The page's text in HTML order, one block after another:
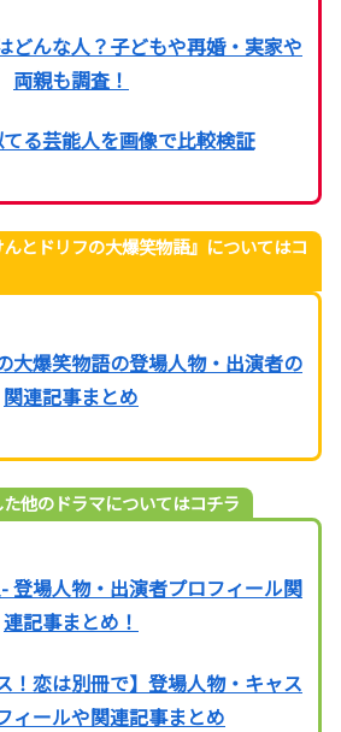
どんな人？子どもや再婚・実家や
両親も調査！
る芸能人を画像で比較検証
とドリフの大爆笑物語』についてはコ
大爆笑物語の登場人物・出演者の
関連記事まとめ
他のドラマについてはコチラ
登場人物・出演者プロフィール関
連記事まとめ！
！恋は別冊で】登場人物・キャス
ィールや関連記事まとめ